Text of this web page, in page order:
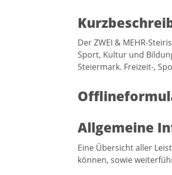
Der ZWEI & MEHR-
Sport, Kultur und
Steiermark. Freizeit-,
Allgemeine
Eine Übersicht aller
können, sowie